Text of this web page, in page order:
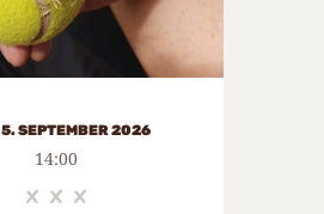
5. SEPTEMBER 2026
14:00